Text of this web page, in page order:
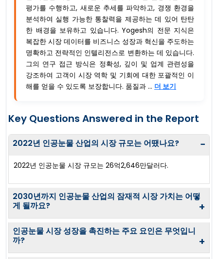
평가를 수행하고, 새로운 추세를 파악하고, 경쟁 환경을
분석하여 실행 가능한 통찰력을 제공하는 데 있어 탄탄
한 배경을 보유하고 있습니다. Yogesh의 전문 지식은
복잡한 시장 데이터를 비즈니스 성장과 혁신을 주도하는
명확하고 전략적인 인텔리전스로 변환하는 데 있습니다.
그의 연구 접근 방식은 정확성, 깊이 및 업계 관련성을
강조하여 고객이 시장 역학 및 기회에 대한 포괄적인 이
해를 얻을 수 있도록 보장합니다. 품질과 ... 더 보기
Key Questions Answered in the Report
2022년 인공눈물 산업의 시장 규모는 어땠나요? −
2022년 인공눈물 시장 규모는 26억2,646만달러다.
2030년까지 인공눈물 산업의 잠재적 시장 가치는 어떻
게 될까요?
+
인공눈물 시장 성장을 촉진하는 주요 요인은 무엇입니
까?
+